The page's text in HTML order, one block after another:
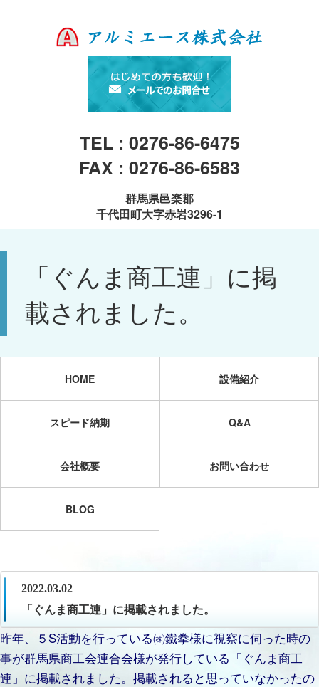
TEL : 0276-86-6475
FAX : 0276-86-6583
群馬県邑楽郡
千代田町大字赤岩3296-1
「ぐんま商工連」に掲
載されました。
HOME 設備紹介
スピード納期 Q&A
会社概要 お問い合わせ
BLOG
2022.03.02
「ぐんま商工連」に掲載されました。
昨年、５S活動を行っている㈱鐵拳様に視察に伺った時の
事が群馬県商工会連合会様が発行している「ぐんま商工
連」に掲載されました。掲載されると思っていなかったの